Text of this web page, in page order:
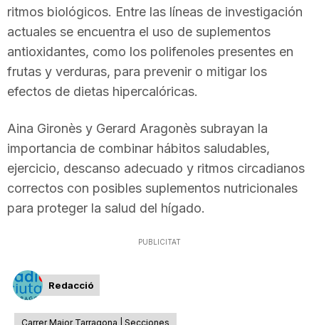
ritmos biológicos. Entre las líneas de investigación
actuales se encuentra el uso de suplementos
antioxidantes, como los polifenoles presentes en
frutas y verduras, para prevenir o mitigar los
efectos de dietas hipercalóricas.
Aina Gironès y Gerard Aragonès subrayan la
importancia de combinar hábitos saludables,
ejercicio, descanso adecuado y ritmos circadianos
correctos con posibles suplementos nutricionales
para proteger la salud del hígado.
PUBLICITAT
Redacció
Carrer Major Tarragona | Secciones